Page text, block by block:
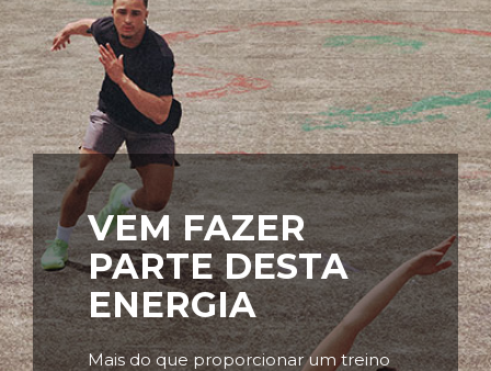
VEM FAZER
PARTE DESTA
ENERGIA
Mais do que proporcionar um treino